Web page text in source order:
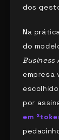
dos
Na
do
Business
empresa
por
em